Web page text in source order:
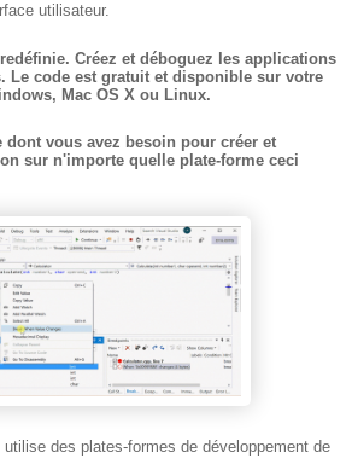
utilisateur.
Créez et déboguez les applications
Le code est gratuit et disponible sur votre
Mac OS X ou Linux.
dont vous avez besoin pour créer et
sur n'importe quelle plate-forme ceci
utilise des plates-formes de développement de